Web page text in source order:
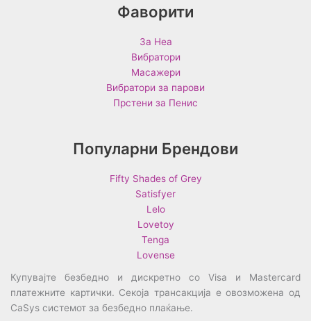
Фаворити
За Неа
Вибратори
Масажери
Вибратори за парови
Прстени за Пенис
Популарни Брендови
Fifty Shades of Grey
Satisfyer
Lelo
Lovetoy
Tenga
Lovense
Купувајте безбедно и дискретно со Visa и Mastercard
платежните картички. Секоја трансакција е овозможена од
CaSys системот за безбедно плаќање.